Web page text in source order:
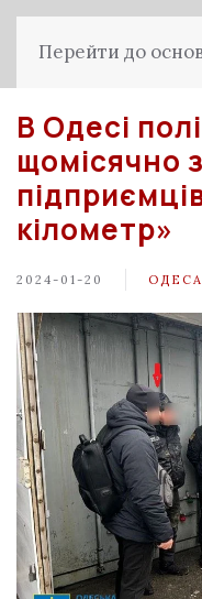
Перейти до
В Одесі
щомісячно
кілометр»
2024-01-20 ОДЕСА